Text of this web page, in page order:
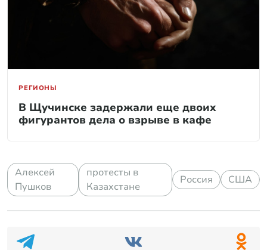
РЕГИОНЫ
В Щучинске задержали еще двоих
фигурантов дела о взрыве в кафе
Алексей
Пушков
протесты в
Казахстане
Россия США